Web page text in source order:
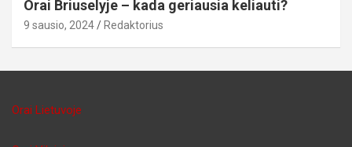
Orai Briuselyje – kada geriausia keliauti?
9 sausio, 2024 Redaktorius
Orai Lietuvoje